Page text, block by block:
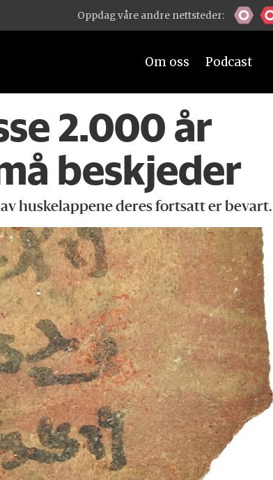
Oppdag våre andre nettsteder:
Om oss Podcast
2.000 år
beskjeder
huskelappene deres fortsatt er bevart.